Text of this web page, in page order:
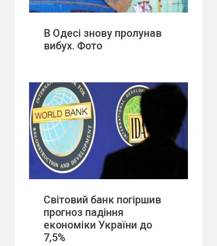
В Одесі знову пролунав
вибух. Фото
Світовий банк погіршив
прогноз падіння
економіки України до
7,5%